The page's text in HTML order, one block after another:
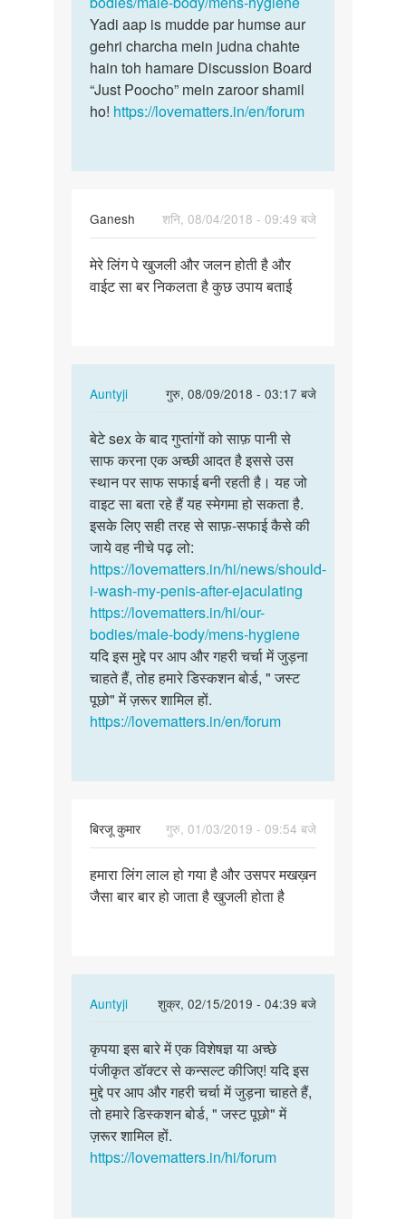
koi…
by
Raja
Yadi aap is mudde par humse aur
gehri charcha mein judna chahte
hain toh hamare Discussion Board
“Just Poocho” mein zaroor shamil
ho! https://lovematters.in/en/forum
Ganesh
शनि, 08/04/2018 - 09:49 बजे
मेरे
लिंग
मेरे लिंग पे खुजली और जलन होती है और
वाईट सा बर निकलता है कुछ उपाय बताई
Auntyji
गुरु, 08/09/2018 - 03:17 बजे
In
to
मेरे
लिंग
पे
खुजली
और
जलन…
by
Ganesh
बेटे
sex
के
बाद
गुप्तांगों…
बेटे sex के बाद गुप्तांगों को साफ़ पानी से
साफ करना एक अच्छी आदत है इससे उस
स्थान पर साफ सफाई बनी रहती है। यह जो
वाइट सा बता रहे हैं यह स्मेगमा हो सकता है.
इसके लिए सही तरह से साफ़-सफाई कैसे की
जाये वह नीचे पढ़ लो:
https://lovematters.in/hi/news/should-
i-wash-my-penis-after-ejaculating
https://lovematters.in/hi/our-
bodies/male-body/mens-hygiene
यदि इस मुद्दे पर आप और गहरी चर्चा में जुड़ना
चाहते हैं, तोह हमारे डिस्कशन बोर्ड, " जस्ट
पूछो" में ज़रूर शामिल हों.
https://lovematters.in/en/forum
बिरजू कुमार
गुरु, 01/03/2019 - 09:54 बजे
हमारा
लिंग
और…
हमारा लिंग लाल हो गया है और उसपर मखख़न
जैसा बार बार हो जाता है खुजली होता है
Auntyji
शुक्र, 02/15/2019 - 04:39 बजे
In
to
हमारा
लिंग
लाल
हो
गया
कृपया
इस
बारे
में
एक…
कृपया इस बारे में एक विशेषज्ञ या अच्छे
पंजीकृत डॉक्टर से कन्सल्ट कीजिए! यदि इस
मुद्दे पर आप और गहरी चर्चा में जुड़ना चाहते हैं,
तो हमारे डिस्कशन बोर्ड, " जस्ट पूछो" में
ज़रूर शामिल हों.
https://lovematters.in/hi/forum